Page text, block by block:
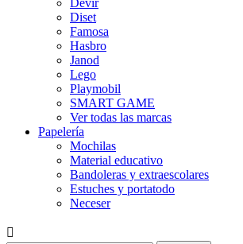
Devir
Diset
Famosa
Hasbro
Janod
Lego
Playmobil
SMART GAME
Ver todas las marcas
Papelería
Mochilas
Material educativo
Bandoleras y extraescolares
Estuches y portatodo
Neceser
